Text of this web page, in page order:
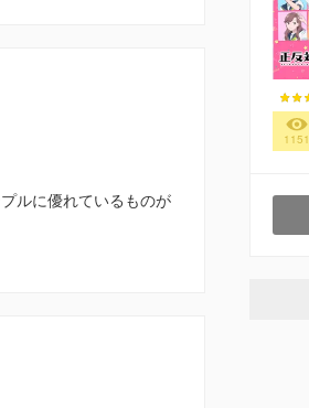
ルに優れているものが
1151